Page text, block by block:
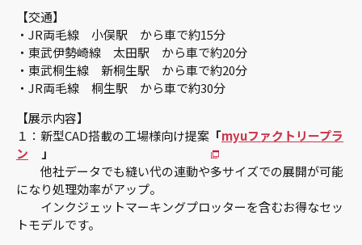
【交通】
・JR両毛線 小俣駅 から車で約15分
・東武伊勢崎線 太田駅 から車で約20分
・東武桐生線 新桐生駅 から車で約20分
・JR両毛線 桐生駅 から車で約30分
【展示内容】
１：新型CAD搭載の工場様向け提案 「myuファクトリープラ
ン
」
他社データでも縫い代の連動や多サイズでの展開が可能
になり処理効率がアップ。
インクジェットマーキングプロッターを含むお得なセッ
トモデルです。